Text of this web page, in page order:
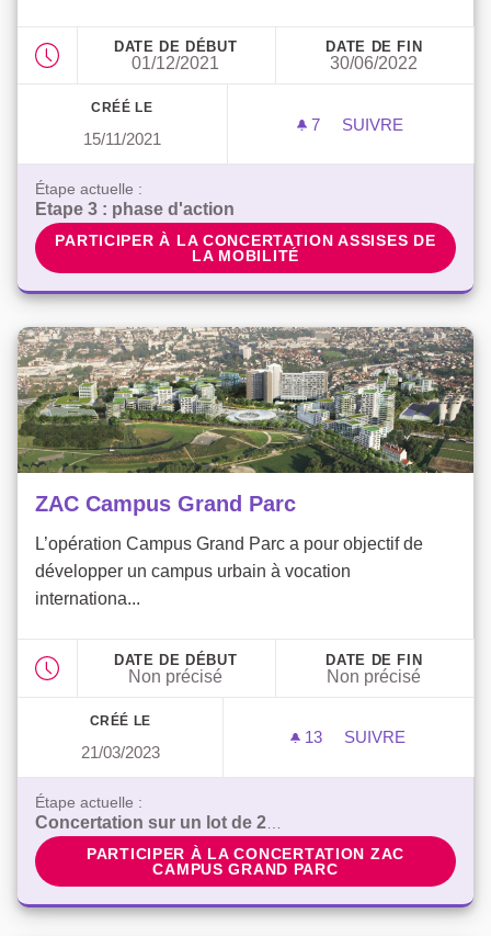
DATE DE DÉBUT
01/12/2021
DATE DE FIN
30/06/2022
CRÉÉ LE
15/11/2021
7 7 ABONNÉS
SUIVRE
Étape actuelle :
Etape 3 : phase d'action
PARTICIPER À LA CONCERTATION ASSISES DE LA
PARTICIPER À LA CONCERTATION ASSISES DE
LA MOBILITÉ
ZAC Campus Grand Parc
L’opération Campus Grand Parc a pour objectif de
développer un campus urbain à vocation
internationa...
DATE DE DÉBUT
Non précisé
DATE DE FIN
Non précisé
CRÉÉ LE
21/03/2023
13 13 ABONNÉS
SUIVRE
Étape actuelle :
PARTICIPER À LA CONCERTATION ZAC CAMPUS
PARTICIPER À LA CONCERTATION ZAC
CAMPUS GRAND PARC